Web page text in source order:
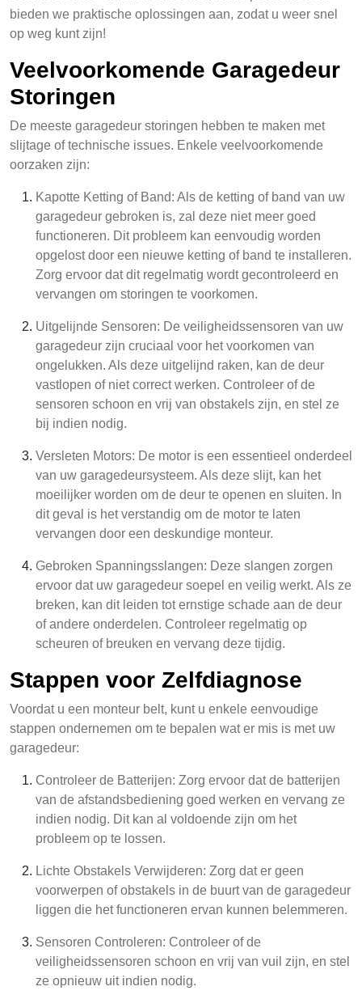
bieden we praktische oplossingen aan, zodat u weer snel
op weg kunt zijn!
Veelvoorkomende Garagedeur
Storingen
De meeste garagedeur storingen hebben te maken met
slijtage of technische issues. Enkele veelvoorkomende
oorzaken zijn:
Kapotte Ketting of Band: Als de ketting of band van uw
garagedeur gebroken is, zal deze niet meer goed
functioneren. Dit probleem kan eenvoudig worden
opgelost door een nieuwe ketting of band te installeren.
Zorg ervoor dat dit regelmatig wordt gecontroleerd en
vervangen om storingen te voorkomen.
Uitgelijnde Sensoren: De veiligheidssensoren van uw
garagedeur zijn cruciaal voor het voorkomen van
ongelukken. Als deze uitgelijnd raken, kan de deur
vastlopen of niet correct werken. Controleer of de
sensoren schoon en vrij van obstakels zijn, en stel ze
bij indien nodig.
Versleten Motors: De motor is een essentieel onderdeel
van uw garagedeursysteem. Als deze slijt, kan het
moeilijker worden om de deur te openen en sluiten. In
dit geval is het verstandig om de motor te laten
vervangen door een deskundige monteur.
Gebroken Spanningsslangen: Deze slangen zorgen
ervoor dat uw garagedeur soepel en veilig werkt. Als ze
breken, kan dit leiden tot ernstige schade aan de deur
of andere onderdelen. Controleer regelmatig op
scheuren of breuken en vervang deze tijdig.
Stappen voor Zelfdiagnose
Voordat u een monteur belt, kunt u enkele eenvoudige
stappen ondernemen om te bepalen wat er mis is met uw
garagedeur:
Controleer de Batterijen: Zorg ervoor dat de batterijen
van de afstandsbediening goed werken en vervang ze
indien nodig. Dit kan al voldoende zijn om het
probleem op te lossen.
Lichte Obstakels Verwijderen: Zorg dat er geen
voorwerpen of obstakels in de buurt van de garagedeur
liggen die het functioneren ervan kunnen belemmeren.
Sensoren Controleren: Controleer of de
veiligheidssensoren schoon en vrij van vuil zijn, en stel
ze opnieuw uit indien nodig.